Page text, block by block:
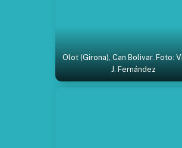
Olot (Girona), Can Bolivar. Foto:
J. Fernández